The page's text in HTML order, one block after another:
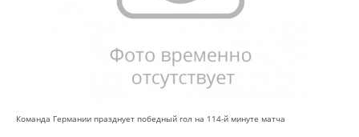
Команда Германии празднует победный гол на 114-й минуте матча